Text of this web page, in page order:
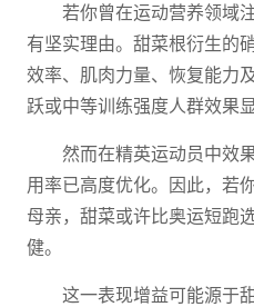
若你曾在运动营养领域
有坚实理由。甜菜根衍生的
效率、肌肉力量、恢复能力
跃或中等训练强度人群效果显
然而在精英运动员中效
用率已高度优化。因此，若
母亲，甜菜或许比奥运短跑
健。
这一表现增益可能源于